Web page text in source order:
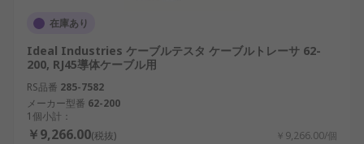
在庫あり
Ideal Industries ケーブルテスタ ケーブルトレーサ 62-
200, RJ45導体ケーブル用
RS品番 285-7582
メーカー型番 62-200
1個小計：
￥9,266.00(税抜) ￥9,266.00/個